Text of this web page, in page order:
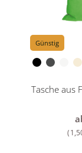
Günstig
Tasche aus
(